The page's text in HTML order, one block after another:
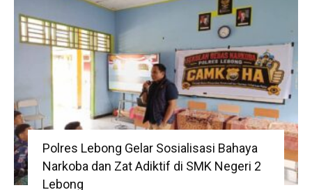
Polres Lebong Gelar Sosialisasi Bahaya
Narkoba dan Zat Adiktif di SMK Negeri 2
Lebong